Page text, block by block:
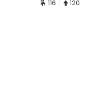
116 120